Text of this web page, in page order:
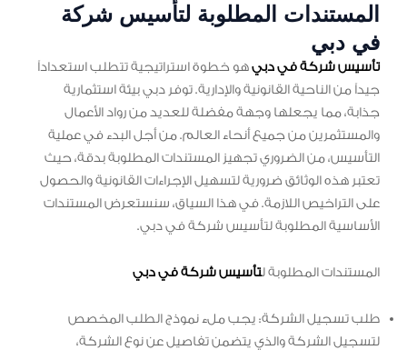
المستندات المطلوبة لتأسيس شركة
في دبي
تأسيس شركة في دبيهو خطوة استراتيجية تتطلب استعداداً
جيداً من الناحية القانونية والإدارية. توفر دبي بيئة استثمارية
جذابة، مما يجعلها وجهة مفضلة للعديد من رواد الأعمال
والمستثمرين من جميع أنحاء العالم. من أجل البدء في عملية
التأسيس، من الضروري تجهيز المستندات المطلوبة بدقة، حيث
تعتبر هذه الوثائق ضرورية لتسهيل الإجراءات القانونية والحصول
على التراخيص اللازمة. في هذا السياق، سنستعرض المستندات
الأساسية المطلوبة لتأسيس شركة في دبي.
المستندات المطلوبة لتأسيس شركة في دبي
طلب تسجيل الشركة: يجب ملء نموذج الطلب المخصص
لتسجيل الشركة والذي يتضمن تفاصيل عن نوع الشركة،